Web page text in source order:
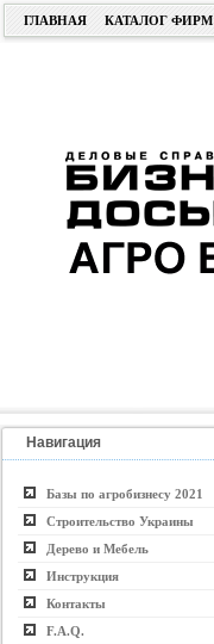
ГЛАВНАЯ КАТАЛОГ ФИРМ
Навигация
Базы по агробизнесу 2021
Строительство Украины
Дерево и Мебель
Инструкция
Контакты
F.A.Q.